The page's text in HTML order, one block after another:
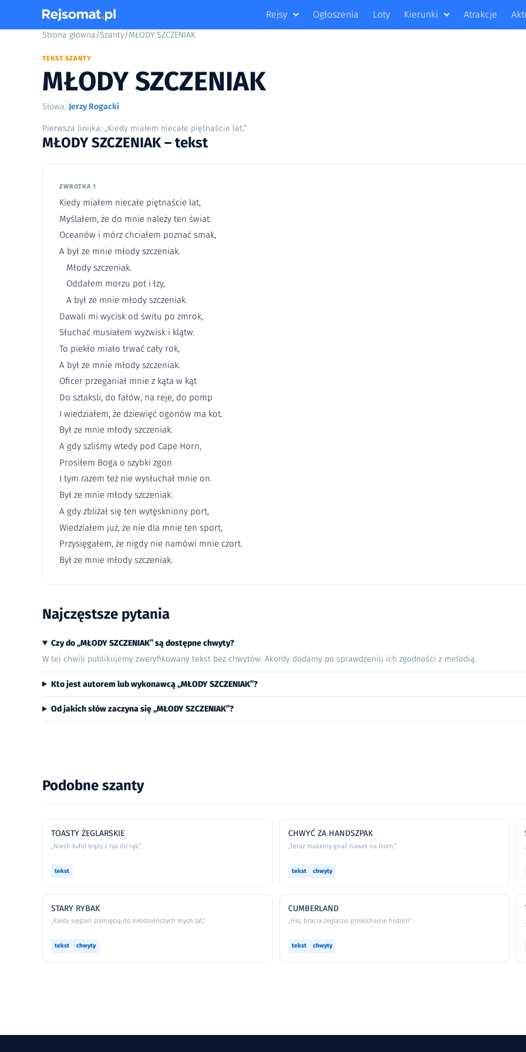
Rejsy Ogłoszenia Loty Kierunki Atrakcje
Strona główna/Szanty/MŁODY SZCZENIAK
TEKST SZANTY
MŁODY SZCZENIAK
Słowa: Jerzy Rogacki
Pierwsza linijka: „Kiedy miałem niecałe piętnaście lat,”
MŁODY SZCZENIAK – tekst
ZWROTKA 1
Kiedy miałem niecałe piętnaście lat,
Myślałem, że do mnie należy ten świat.
Oceanów i mórz chciałem poznać smak,
A był ze mnie młody szczeniak.
Młody szczeniak.
Oddałem morzu pot i łzy,
A był ze mnie młody szczeniak.
Dawali mi wycisk od świtu po zmrok,
Słuchać musiałem wyzwisk i klątw.
To piekło miało trwać cały rok,
A był ze mnie młody szczeniak.
Oficer przeganiał mnie z kąta w kąt
Do sztaksli, do fałów, na reje, do pomp
I wiedziałem, że dziewięć ogonów ma kot.
Był ze mnie młody szczeniak.
A gdy szliśmy wtedy pod Cape Horn,
Prosiłem Boga o szybki zgon
I tym razem też nie wysłuchał mnie on.
Był ze mnie młody szczeniak.
A gdy zbliżał się ten wytęskniony port,
Wiedziałem już, że nie dla mnie ten sport,
Przysięgałem, że nigdy nie namówi mnie czort.
Był ze mnie młody szczeniak.
Najczęstsze pytania
Czy do „MŁODY SZCZENIAK” są dostępne chwyty?
W tej chwili publikujemy zweryfikowany tekst bez chwytów. Akordy dodamy po sprawdzeniu ich zgodności z melodią.
Kto jest autorem lub wykonawcą „MŁODY SZCZENIAK”?
Od jakich słów zaczyna się „MŁODY SZCZENIAK”?
Podobne szanty
TOASTY ŻEGLARSKIE
„Niech kufel krąży z rąk do rąk,”
tekst
CHWYĆ ZA HANDSZPAK
„Teraz możemy gnać nawet na Horn;”
tekst chwyty
STARY RYBAK
„Kiedy sięgam pamięcią do młodzieńczych mych lat,”
tekst chwyty
CUMBERLAND
„Hej, bracia żeglarze, posłuchajcie historii”
tekst chwyty